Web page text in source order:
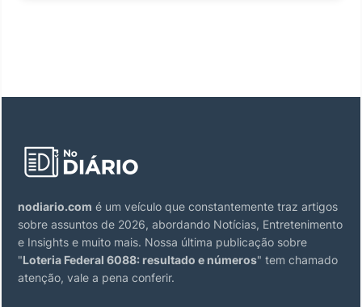
nodiario.com é um veículo que constantemente traz artigos
sobre assuntos de 2026, abordando Notícias, Entretenimento
e Insights e muito mais. Nossa última publicação sobre
"Loteria Federal 6088: resultado e números" tem chamado
atenção, vale a pena conferir.